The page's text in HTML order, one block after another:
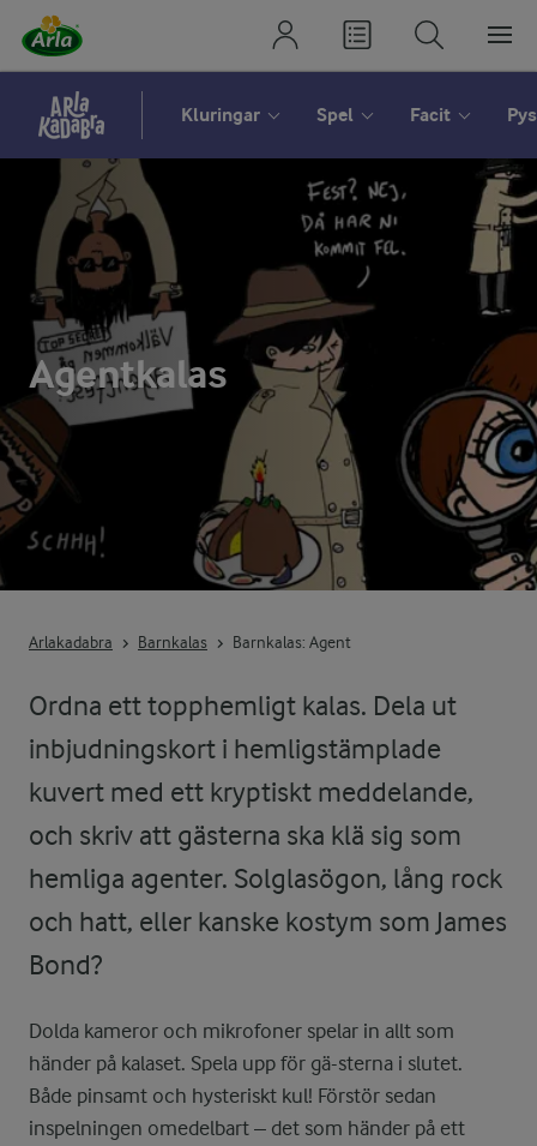
Kluringar Spel Facit
Agentkalas
Arlakadabra Barnkalas Barnkalas: Agent
Ordna ett topphemligt kalas. Dela ut
inbjudningskort i hemligstämplade
kuvert med ett kryptiskt meddelande,
och skriv att gästerna ska klä sig som
hemliga agenter. Solglasögon, lång rock
och hatt, eller kanske kostym som James
Bond?
Dolda kameror och mikrofoner spelar in allt som
händer på kalaset. Spela upp för gä-sterna i slutet.
Både pinsamt och hysteriskt kul! Förstör sedan
inspelningen omedelbart – det som händer på ett